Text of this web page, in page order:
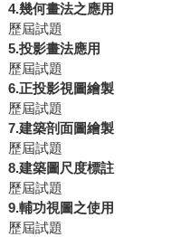
4.幾何畫法之應用
歷屆試題
5.投影畫法應用
歷屆試題
6.正投影視圖繪製
歷屆試題
7.建築剖面圖繪製
歷屆試題
8.建築圖尺度標註
歷屆試題
9.輔功視圖之使用
歷屆試題